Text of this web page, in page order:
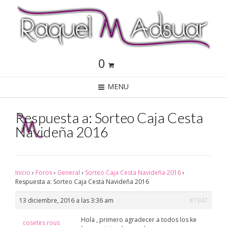
0
MENU
Respuesta a: Sorteo Caja Cesta
Navideña 2016
Inicio › Foros› General › Sorteo Caja Cesta Navideña 2016›
Respuesta a: Sorteo Caja Cesta Navideña 2016
13 diciembre, 2016 a las 3:36 am #1947
cosetes rous
Hola , primero agradecer a todos los ke